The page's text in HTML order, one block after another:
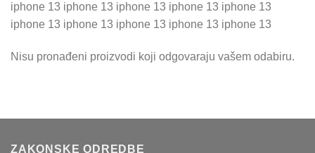
iphone 13 iphone 13 iphone 13 iphone 13 iphone 13
iphone 13 iphone 13 iphone 13 iphone 13 iphone 13
Nisu pronađeni proizvodi koji odgovaraju vašem odabiru.
ZAKONSKE ODREDBE